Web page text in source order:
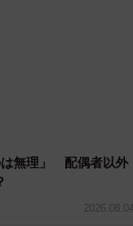
とあるあるな話なの
デリヘルか否かと
間観察になるみたい
は無理」 配偶者以外
2026.08.04